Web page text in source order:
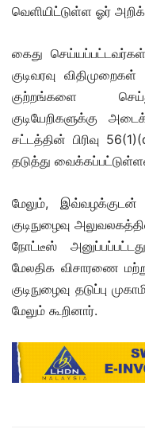
வெளியிட்டுள்ள ஓர்
கைது செய்யப்பட்டவர்கள்
குடிவரவு
குற்றங்களை
குடியேறிகளுக்கு
சட்டத்தின் பிரிவு
தடுத்து
மேலும்,
குடிநுழைவு
நோட்டீஸ்
மேலதிக விசாரணை
குடிநுழைவு தடுப்பு
மேலும் கூறினார்.